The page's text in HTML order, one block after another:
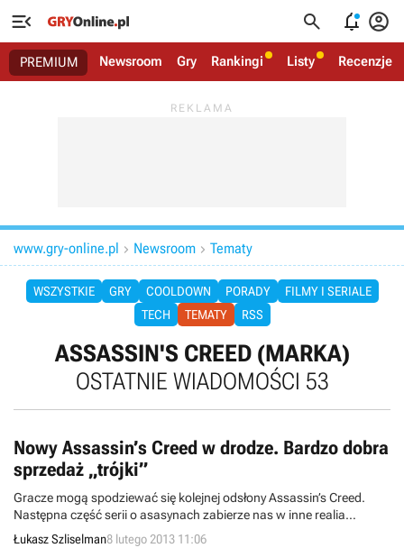
   
PREMIUM Newsroom Gry Rankingi Listy Recenzje
www.gry-online.pl  Newsroom  Tematy
WSZYSTKIE GRY COOLDOWN PORADY
FILMY I SERIALE
TECH
TEMATY RSS
ASSASSIN'S CREED (MARKA)
OSTATNIE WIADOMOŚCI 53
Nowy Assassin’s Creed w drodze. Bardzo dobra
sprzedaż „trójki”
Gracze mogą spodziewać się kolejnej odsłony Assassin’s Creed.
Następna część serii o asasynach zabierze nas w inne realia
historyczne i wprowadzi nowego bohatera. Ubiegły rok przyniósł
firmie Ubisoft spore zyski finansowe, zatem nic dziwnego, że planuje
Łukasz Szliselman8 lutego 2013 11:06